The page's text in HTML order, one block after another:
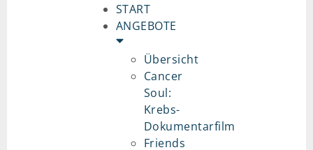
START
ANGEBOTE
Übersicht
Cancer
Soul:
Krebs-
Dokumentarfilm
Friends